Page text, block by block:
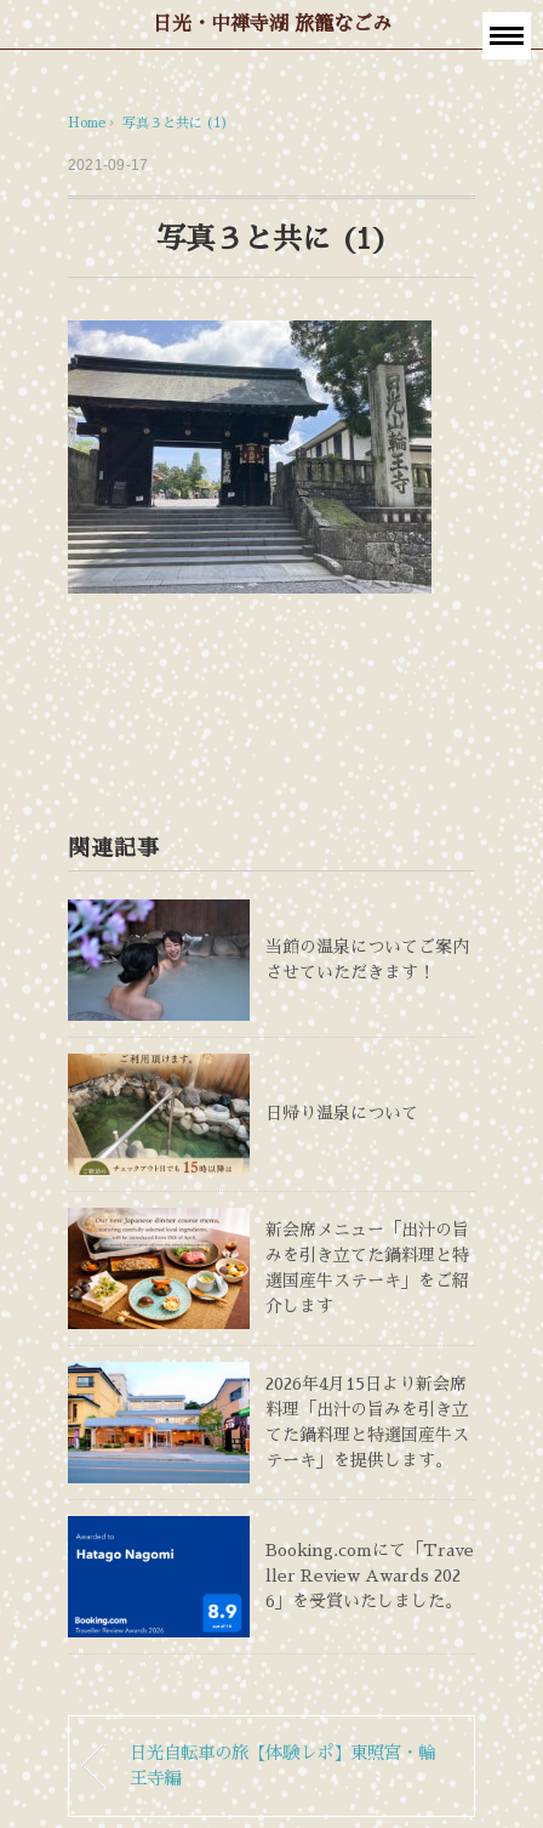
日光・中禅寺湖 旅籠なごみ
Home › 写真３と共に (1)
2021-09-17
写真３と共に (1)
関連記事
当館の温泉についてご案内
させていただきます！
日帰り温泉について
新会席メニュー「出汁の旨
みを引き立てた鍋料理と特
選国産牛ステーキ」をご紹
介します
2026年4月15日より新会席
料理「出汁の旨みを引き立
てた鍋料理と特選国産牛ス
テーキ」を提供します。
Booking.comにて「Trave
ller Review Awards 202
6」を受賞いたしました。
日光自転車の旅【体験レポ】東照宮・輪
王寺編